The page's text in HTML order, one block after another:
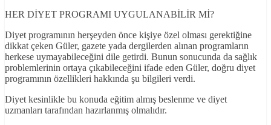
HER DİYET PROGRAMI UYGULANABİLİR Mİ?
Diyet programının herşeyden önce kişiye özel olması gerektiğine
dikkat çeken Güler, gazete yada dergilerden alınan programların
herkese uymayabileceğini dile getirdi. Bunun sonucunda da sağlık
problemlerinin ortaya çıkabileceğini ifade eden Güler, doğru diyet
programının özellikleri hakkında şu bilgileri verdi.
Diyet kesinlikle bu konuda eğitim almış beslenme ve diyet
uzmanları tarafından hazırlanmış olmalıdır.